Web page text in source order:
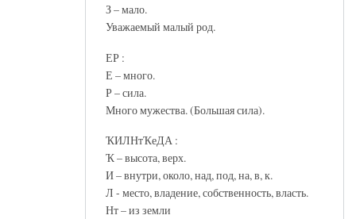
З – мало.
Уважаемый малый род.
ЕР :
Е – много.
Р – сила.
Много мужества. (Большая сила).
ҠИЛНтҠеДА :
Ҡ – высота, верх.
И – внутри, около, над, под, на, в, к.
Л - место, владение, собственность, власть.
Нт – из земли